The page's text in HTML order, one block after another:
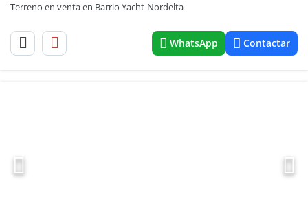
Terreno en venta en Barrio Yacht-Nordelta
WhatsApp Contactar